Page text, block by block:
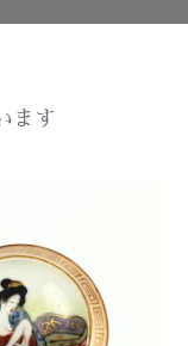
ます新